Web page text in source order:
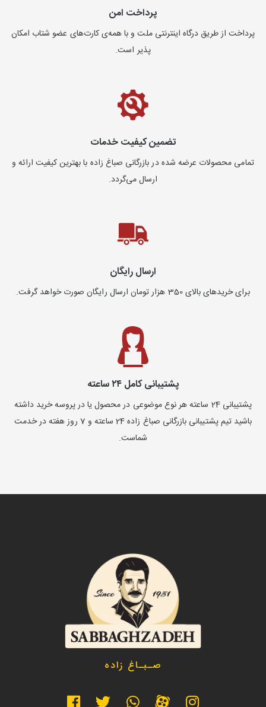
پرداخت امن
پرداخت از طریق درگاه اینترنتی ملت و با همه‌ی کارت‌های عضو شتاب امکان
پذیر است.
تضمین کیفیت خدمات
تمامی محصولات عرضه شده در بازرگانی صباغ زاده با بهترین کیفیت ارائه و
ارسال می‌گردد.
ارسال رایگان
برای خریدهای بالای 350 هزار تومان ارسال رایگان صورت خواهد گرفت.
پشتیبانی کامل ۲۴ ساعته
پشتیبانی 24 ساعته هر نوع موضوعی در محصول یا در پروسه خرید داشته
باشید تیم پشتیبانی بازرگانی صباغ زاده 24 ساعته و 7 روز هفته در خدمت
شماست.
صـبـاغ زاده